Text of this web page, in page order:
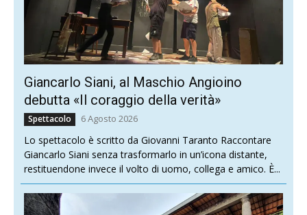
Giancarlo Siani, al Maschio Angioino
debutta «Il coraggio della verità»
Spettacolo 6 Agosto 2026
Lo spettacolo è scritto da Giovanni Taranto Raccontare
Giancarlo Siani senza trasformarlo in un’icona distante,
restituendone invece il volto di uomo, collega e amico. È...